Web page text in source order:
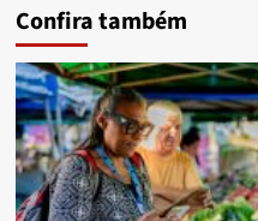
Confira também